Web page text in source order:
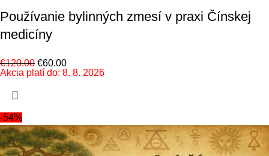
Používanie bylinných zmesí v praxi Čínskej
medicíny
€120.00 €60.00
Akcia platí do: 8. 8. 2026
-54%